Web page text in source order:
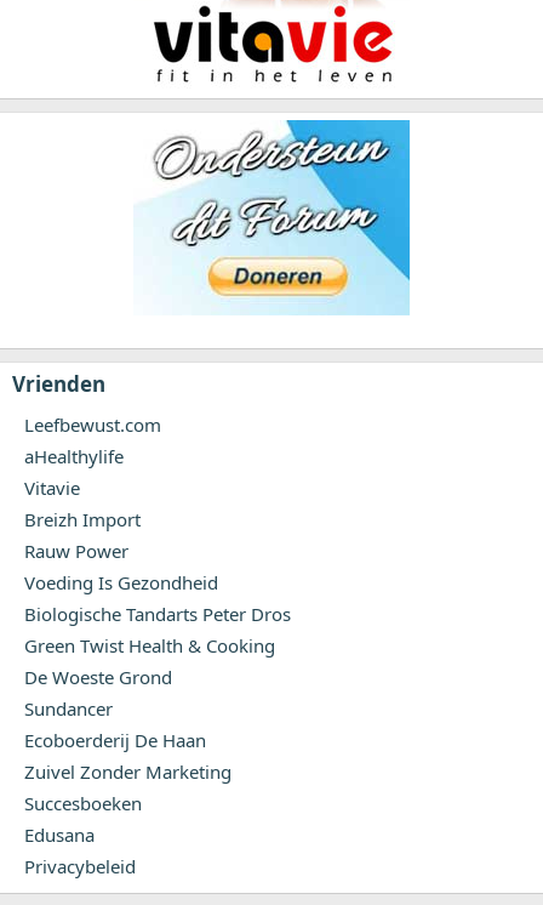
Vrienden
Leefbewust.com
aHealthylife
Vitavie
Breizh Import
Rauw Power
Voeding Is Gezondheid
Biologische Tandarts Peter Dros
Green Twist Health & Cooking
De Woeste Grond
Sundancer
Ecoboerderij De Haan
Zuivel Zonder Marketing
Succesboeken
Edusana
Privacybeleid